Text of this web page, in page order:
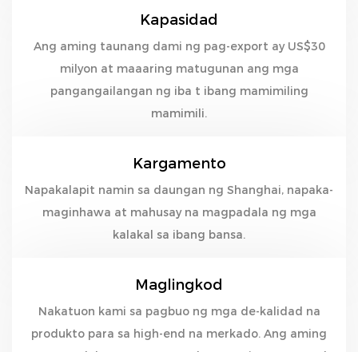
Kapasidad
Ang aming taunang dami ng pag-export ay US$30
milyon at maaaring matugunan ang mga
pangangailangan ng iba t ibang mamimiling
mamimili.
Kargamento
Napakalapit namin sa daungan ng Shanghai, napaka-
maginhawa at mahusay na magpadala ng mga
kalakal sa ibang bansa.
Maglingkod
Nakatuon kami sa pagbuo ng mga de-kalidad na
produkto para sa high-end na merkado. Ang aming